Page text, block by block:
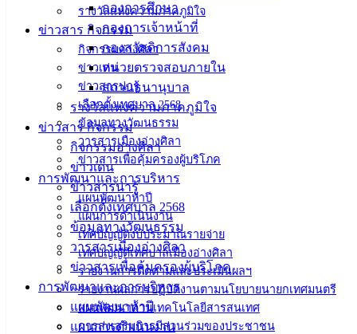
รางวัลแห่งความภาคภูมิใจ
ข่าวสาร กิจกรรม
กิจกรรมอ่างศิลา
ข่าวเด่น
ข่าวสารน่ารู้
เลือกตั้งเทศบาล 2568
ข้อมูลทางวัฒนธรรม
วารสารเมืองอ่างศิลา
ข่าวสารเพื่อคุ้มครองผู้บริโภค
การพัฒนาและการบริหาร
แผนพัฒนาห้าปี
แผนการดำเนินงาน
เทศบัญญัติงบประมาณรายจ่าย
เทศบัญญัติเทศบาลเมืองอ่างศิลา
รายงานการติดตามและประเมินผลฯ
รายงานผลการปฏิบัติงานตามนโยบายนายกเทศมนตรี
แผนพัฒนาด้านเทคโนโลยีสารสนเทศ
การส่งเสริมการมีส่วนร่วมของประชาชน
กองการศึกษา
กองการเจ้าหน้าที่
กองสวัสดิการสังคม
หน่วยตรวจสอบภายใน
สถานธนานุบาล
รางวัลแห่งความภาคภูมิใจ
ข่าวสาร กิจกรรม
กิจกรรมอ่างศิลา
ข่าวเด่น
ข่าวสารน่ารู้
เลือกตั้งเทศบาล 2568
ข้อมูลทางวัฒนธรรม
วารสารเมืองอ่างศิลา
ข่าวสารเพื่อคุ้มครองผู้บริโภค
การพัฒนาและการบริหาร
แผนพัฒนาห้าปี
แผนการดำเนินงาน
อ.เมือง จ.ชลบุรี
038-
142-100-104
บริการ
ประชาชน
ดาวน์โหลด
แบบ
ฟอร์ม,
เอกสาร
คู่มือ
สำหรับ
ประชาชน/